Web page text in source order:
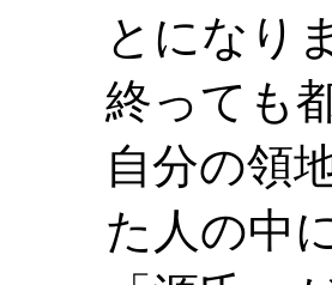
とになり
終っても
自分の領
た人の中